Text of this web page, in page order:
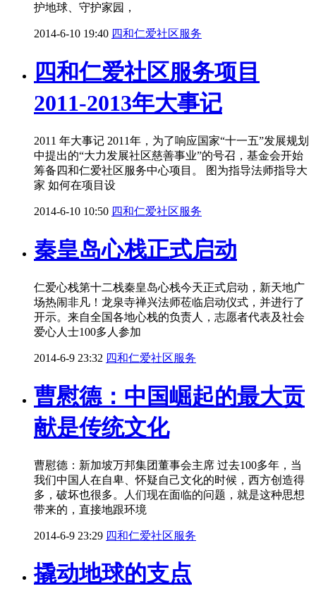
护地球、守护家园，
2014-6-10 19:40 四和仁爱社区服务
四和仁爱社区服务项目
2011-2013年大事记
2011 年大事记 2011年，为了响应国家“十一五”发展规划
中提出的“大力发展社区慈善事业”的号召，基金会开始
筹备四和仁爱社区服务中心项目。 图为指导法师指导大
家 如何在项目设
2014-6-10 10:50 四和仁爱社区服务
秦皇岛心栈正式启动
仁爱心栈第十二栈秦皇岛心栈今天正式启动，新天地广
场热闹非凡！龙泉寺禅兴法师莅临启动仪式，并进行了
开示。来自全国各地心栈的负责人，志愿者代表及社会
爱心人士100多人参加
2014-6-9 23:32 四和仁爱社区服务
曹慰德：中国崛起的最大贡
献是传统文化
曹慰德：新加坡万邦集团董事会主席 过去100多年，当
我们中国人在自卑、怀疑自己文化的时候，西方创造得
多，破坏也很多。人们现在面临的问题，就是这种思想
带来的，直接地跟环境
2014-6-9 23:29 四和仁爱社区服务
撬动地球的支点